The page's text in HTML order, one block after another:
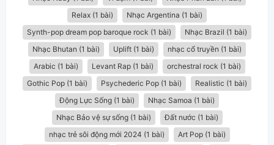
Relax (1 bài)
Nhạc Argentina (1 bài)
Synth-pop dream pop baroque rock (1 bài)
Nhạc Brazil (1 bài)
Nhạc Bhutan (1 bài)
Uplift (1 bài)
nhạc cổ truyền (1 bài)
Arabic (1 bài)
Levant Rap (1 bài)
orchestral rock (1 bài)
Gothic Pop (1 bài)
Psychederic Pop (1 bài)
Realistic (1 bài)
Động Lực Sống (1 bài)
Nhạc Samoa (1 bài)
Nhạc Bảo vệ sự sống (1 bài)
Đất nước (1 bài)
nhạc trẻ sôi động mới 2024 (1 bài)
Art Pop (1 bài)